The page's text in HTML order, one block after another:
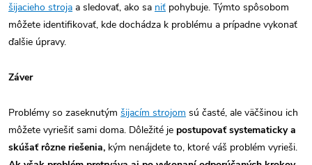
šijacieho stroja a sledovať, ako sa niť pohybuje. Týmto spôsobom
môžete identifikovať, kde dochádza k problému a prípadne vykonať
ďalšie úpravy.
Záver
Problémy so zaseknutým šijacím strojom sú časté, ale väčšinou ich
môžete vyriešiť sami doma. Dôležité je postupovať systematicky a
skúšať rôzne riešenia, kým nenájdete to, ktoré váš problém vyrieši.